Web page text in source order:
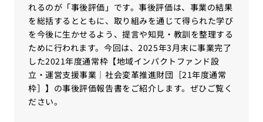
れるのが「事後評価」です。事後評価は、事業の結果
を総括するとともに、取り組みを通じて得られた学び
を今後に生かせるよう、提言や知見・教訓を整理する
ために行われます。今回は、2025年3月末に事業完了
した2021年度通常枠【地域インパクトファンド設
立・運営支援事業｜社会変革推進財団［21年度通常
枠］】の事後評価報告書をご紹介します。ぜひご覧く
ださい。